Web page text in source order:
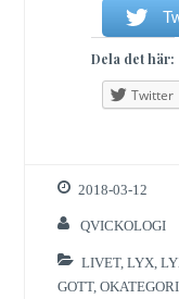
Dela det här:
Twitter
2018-03-12
QVICKOLOGI
LIVET,LYX ,
GOTT,